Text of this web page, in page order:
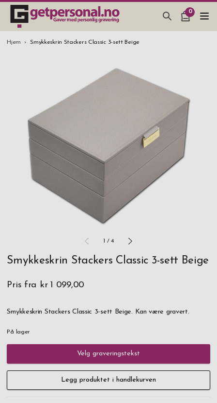
0
GAVER & GADGETS
SMYKKER & ACCESSOARER
JULEGAVETIPS
BRYLLUPSGAVE 2026
Hjem Smykkeskrin Stackers Classic 3-sett Beige
1 /4
Smykkeskrin Stackers Classic 3-sett Beige
Pris fra kr 1 099,00
Smykkeskrin Stackers Classic 3-sett Beige. Kan være gravert.
På lager
Velg graveringstekst
Legg produktet i handlekurven